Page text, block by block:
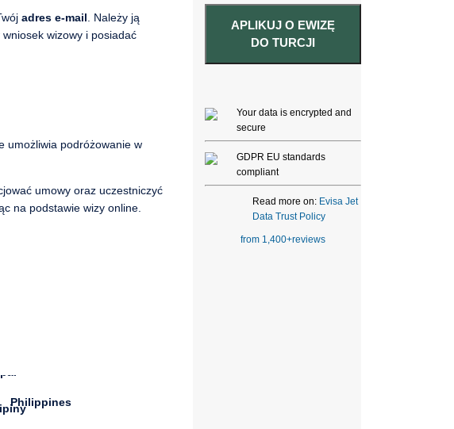
adres e-mail. Należy ją
wizowy i posiadać
umożliwia podróżowanie w
umowy oraz uczestniczyć
na podstawie wizy online.
Philippines
APLIKUJ O EWIZĘ
DO TURCJI
Your data is encrypted and
secure
GDPR EU standards
compliant
Read more on: Evisa Jet
Data Trust Policy
from 1,400+reviews